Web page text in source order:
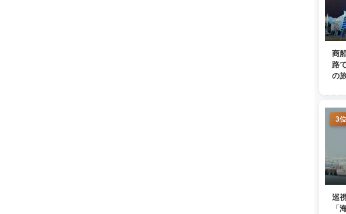
商
路
の
3位
巡
「